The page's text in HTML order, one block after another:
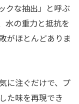
クな抽出」と呼ぶ
水の重力と抵抗を
がほとんどありま
に注ぐだけで、プ
た味を再現でき